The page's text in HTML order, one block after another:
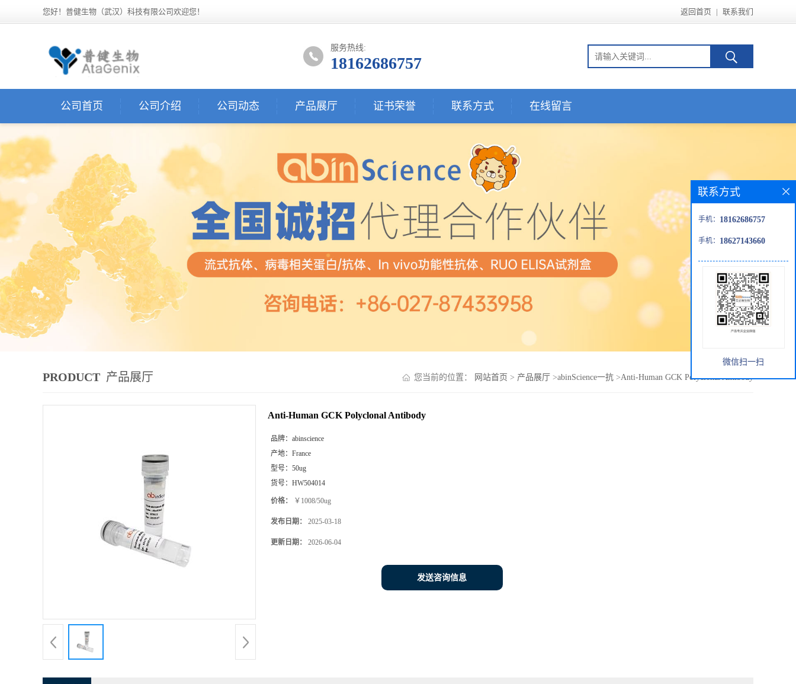
您好！普健生物（武汉）科技有限公司欢迎您！ 返回首页 | 联系我们
服务热线:
18162686757
公司首页 公司介绍 公司动态 产品展厅 证书荣誉 联系方式 在线留言
PRODUCT 产品展厅 您当前的位置： 网站首页 > 产品展厅 >abinScience一抗 >Anti-Human GCK Polyclonal Antibody
Anti-Human GCK Polyclonal Antibody
品牌： abinscience
产地： France
型号： 50ug
货号： HW504014
价格： ￥1008/50ug
发布日期： 2025-03-18
更新日期： 2026-06-04
发送咨询信息
联系方式
手机： 18162686757
手机： 18627143660
微信扫一扫